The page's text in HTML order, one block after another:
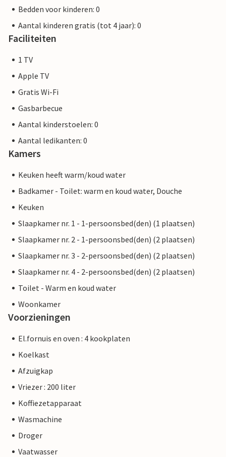
Bedden voor kinderen: 0
Aantal kinderen gratis (tot 4 jaar): 0
Faciliteiten
1 TV
Apple TV
Gratis Wi-Fi
Gasbarbecue
Aantal kinderstoelen: 0
Aantal ledikanten: 0
Kamers
Keuken heeft warm/koud water
Badkamer - Toilet: warm en koud water, Douche
Keuken
Slaapkamer nr. 1 - 1-persoonsbed(den) (1 plaatsen)
Slaapkamer nr. 2 - 1-persoonsbed(den) (2 plaatsen)
Slaapkamer nr. 3 - 2-persoonsbed(den) (2 plaatsen)
Slaapkamer nr. 4 - 2-persoonsbed(den) (2 plaatsen)
Toilet - Warm en koud water
Woonkamer
Voorzieningen
El.fornuis en oven : 4 kookplaten
Koelkast
Afzuigkap
Vriezer : 200 liter
Koffiezetapparaat
Wasmachine
Droger
Vaatwasser